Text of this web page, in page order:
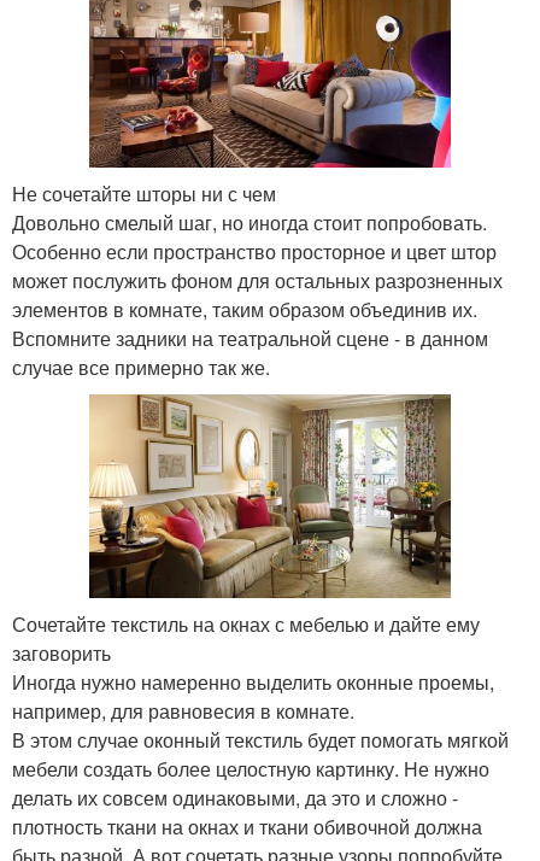
Не сочетайте шторы ни с чем
Довольно смелый шаг, но иногда стоит попробовать.
Особенно если пространство просторное и цвет штор
может послужить фоном для остальных разрозненных
элементов в комнате, таким образом объединив их.
Вспомните задники на театральной сцене - в данном
случае все примерно так же.
Сочетайте текстиль на окнах с мебелью и дайте ему
заговорить
Иногда нужно намеренно выделить оконные проемы,
например, для равновесия в комнате.
В этом случае оконный текстиль будет помогать мягкой
мебели создать более целостную картинку. Не нужно
делать их совсем одинаковыми, да это и сложно -
плотность ткани на окнах и ткани обивочной должна
быть разной. А вот сочетать разные узоры попробуйте.